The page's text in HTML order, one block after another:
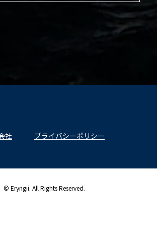
社 プライバシーポリシー
© Eryngii. All Rights Reserved.